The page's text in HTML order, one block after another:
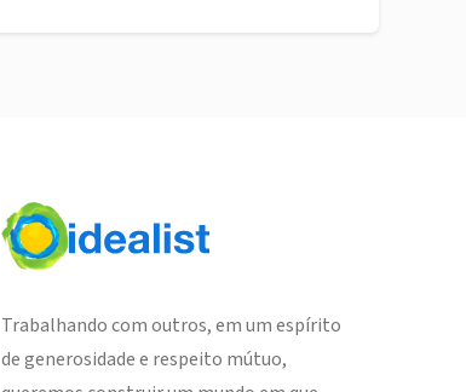
Trabalhando com outros, em um espírito
de generosidade e respeito mútuo,